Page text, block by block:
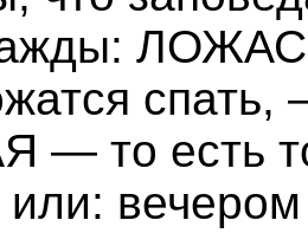
— то есть
или: